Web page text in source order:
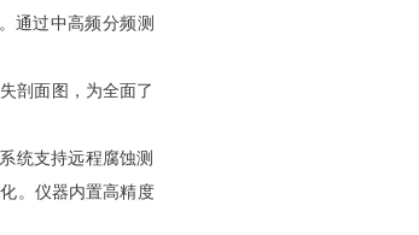
通过中高频分频测
剖面图，为全面了
统支持远程腐蚀测
。仪器内置高精度